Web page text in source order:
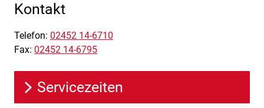
Kontakt
Telefon: 02452 14-6710
Fax: 02452 14-6795
Servicezeiten